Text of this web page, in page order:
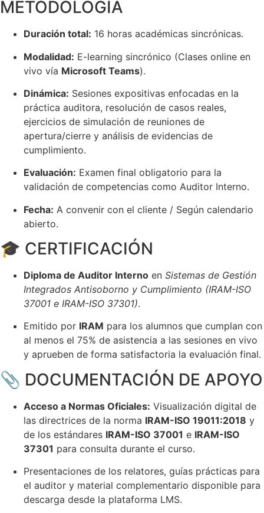
METODOLOGÍA
Duración total: 16 horas académicas sincrónicas.
Modalidad: E-learning sincrónico (Clases online en
vivo vía Microsoft Teams).
Dinámica: Sesiones expositivas enfocadas en la
práctica auditora, resolución de casos reales,
ejercicios de simulación de reuniones de
apertura/cierre y análisis de evidencias de
cumplimiento.
Evaluación: Examen final obligatorio para la
validación de competencias como Auditor Interno.
Fecha: A convenir con el cliente / Según calendario
abierto.
🎓 CERTIFICACIÓN
Diploma de Auditor Interno en Sistemas de Gestión
Integrados Antisoborno y Cumplimiento (IRAM-ISO
37001 e IRAM-ISO 37301).
Emitido por IRAM para los alumnos que cumplan con
al menos el 75% de asistencia a las sesiones en vivo
y aprueben de forma satisfactoria la evaluación final.
📎 DOCUMENTACIÓN DE APOYO
Acceso a Normas Oficiales: Visualización digital de
las directrices de la norma IRAM-ISO 19011:2018 y
de los estándares IRAM-ISO 37001 e IRAM-ISO
37301 para consulta durante el curso.
Presentaciones de los relatores, guías prácticas para
el auditor y material complementario disponible para
descarga desde la plataforma LMS.